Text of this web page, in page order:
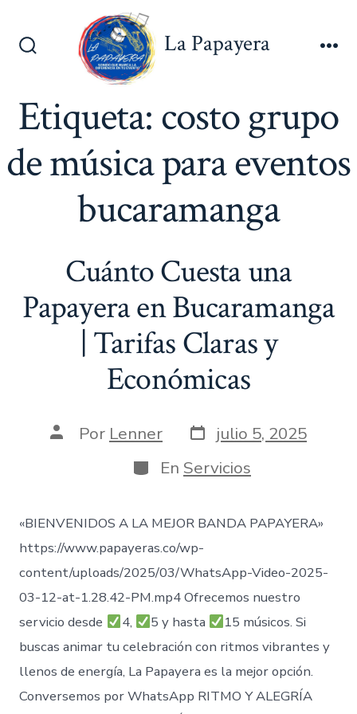
Alternar
La Papayera
Etiqueta:costo grupo
de música para eventos
bucaramanga
Cuánto Cuesta una
Papayera en Bucaramanga
| Tarifas Claras y
Económicas
AutorPor Lenner Fecha
de
publicación
julio 5, 2025
Categorías
En Servicios
«BIENVENIDOS A LA MEJOR BANDA PAPAYERA»
https://www.papayeras.co/wp-
content/uploads/2025/03/WhatsApp-Video-2025-
03-12-at-1.28.42-PM.mp4 Ofrecemos nuestro
servicio desde
4, 5 y hasta
15 músicos. Si
buscas animar tu celebración con ritmos vibrantes y
llenos de energía, La Papayera es la mejor opción.
Conversemos por WhatsApp RITMO Y ALEGRÍA